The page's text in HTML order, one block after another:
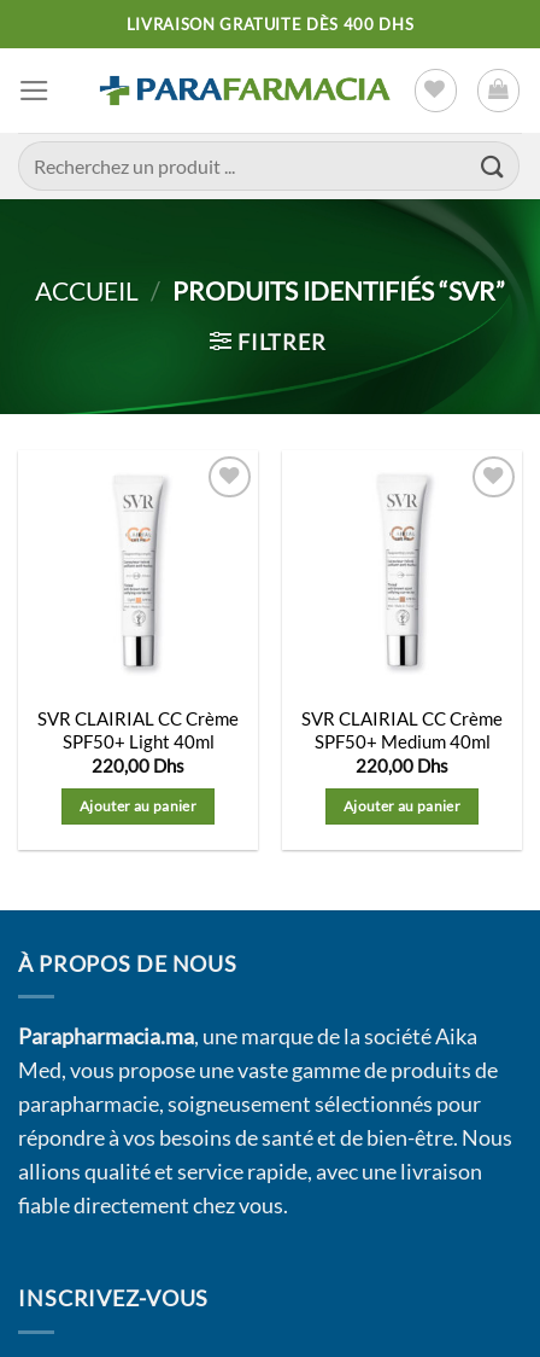
au
contenu
LIVRAISON GRATUITE DÈS 400 DHS
Recherche
pour :
ACCUEIL / PRODUITS IDENTIFIÉS “SVR”
FILTRER
SVR CLAIRIAL CC Crème
SPF50+ Light 40ml
220,00 Dhs
Ajouter au panier
SVR CLAIRIAL CC Crème
SPF50+ Medium 40ml
220,00 Dhs
Ajouter au panier
À PROPOS DE NOUS
Parapharmacia.ma, une marque de la société Aika
Med, vous propose une vaste gamme de produits de
parapharmacie, soigneusement sélectionnés pour
répondre à vos besoins de santé et de bien-être. Nous
allions qualité et service rapide, avec une livraison
fiable directement chez vous.
INSCRIVEZ-VOUS